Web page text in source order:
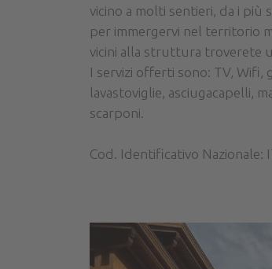
vicino a molti sentieri, da i più
per immergervi nel territorio
vicini alla struttura troverete
I servizi offerti sono: TV, Wifi,
lavastoviglie, asciugacapelli,
scarponi.
Cod. Identificativo Nazionale: